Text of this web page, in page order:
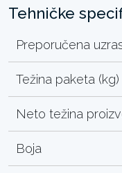
Tehničke
Preporučena
Težina paketa (kg)
Neto težina
Boja